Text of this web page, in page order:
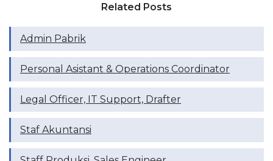
Related Posts
Admin Pabrik
Personal Asistant & Operations Coordinator
Legal Officer, IT Support, Drafter
Staf Akuntansi